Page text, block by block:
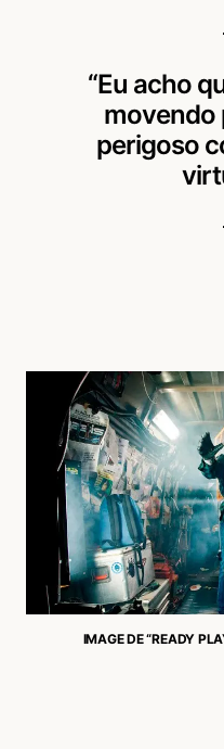
“Eu acho
movendo
perigoso
IMAGE DE “READY